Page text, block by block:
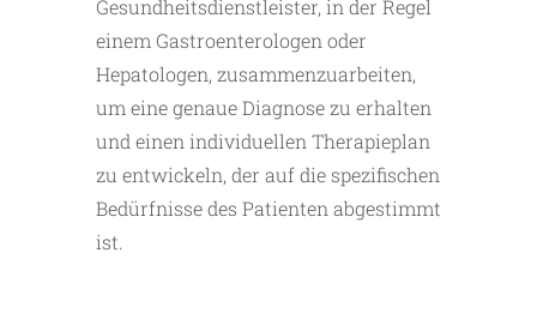
Gesundheitsdienstleister, in der Regel
einem Gastroenterologen oder
Hepatologen, zusammenzuarbeiten,
um eine genaue Diagnose zu erhalten
und einen individuellen Therapieplan
zu entwickeln, der auf die spezifischen
Bedürfnisse des Patienten abgestimmt
ist.